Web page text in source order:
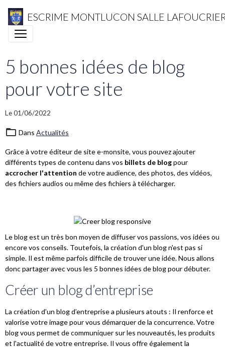
ESCRIME MONTLUCON SALLE
5 bonnes idées de blog
pour votre site
Le 01/06/2022
Dans Actualités
Grâce à votre éditeur de site e-monsite, vous pouvez ajouter
différents types de contenu dans vos billets de blogpour
accrocher l'attention de votre audience, des photos, des vidéos,
des fichiers audios ou même des fichiers à télécharger.
Le blog est un très bon moyen de diffuser vos passions, vos idées ou
encore vos conseils. Toutefois, la création d'un blog n'est pas si
simple. Il est même parfois difficile de trouver une idée. Nous allons
donc partager avec vous les 5 bonnes idées de blog pour débuter.
Créer un blog d’entreprise
La création d’un blog d’entreprise a plusieurs atouts : Il renforce et
valorise votre image pour vous démarquer de la concurrence. Votre
blog vous permet de communiquer sur les nouveautés, les produits
et l'actualité de votre entreprise. Il vous offre également la